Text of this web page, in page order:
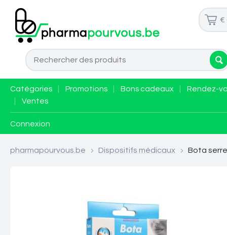
€
Catégories Promotions Bons cadeaux
Rendez-
Ventes
Connexion
pharmapourvous.be > Dispositifs médicaux > Bota